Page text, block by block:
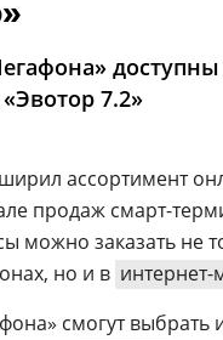
доступны
7.2»
ассортимент
продаж смарт-
можно заказать не
но и в интернет-
смогут выбрать